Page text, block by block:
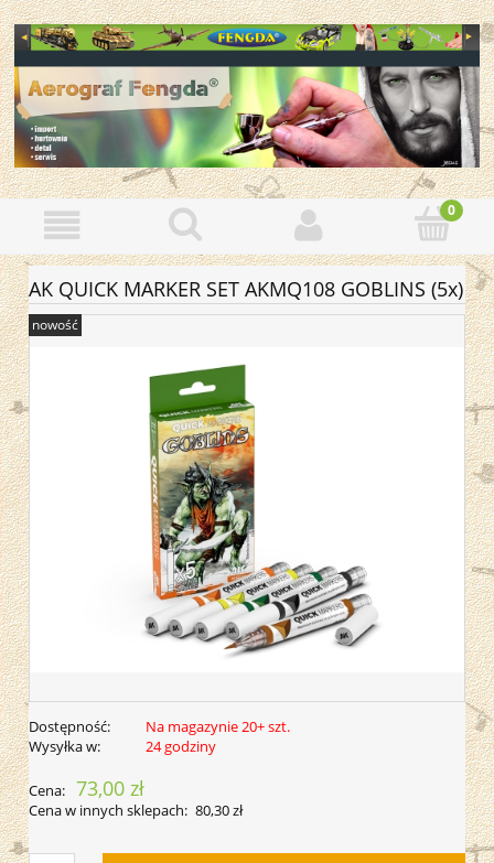
AK QUICK MARKER SET AKMQ108 GOBLINS (5x)
nowość
Dostępność:
Na magazynie 20+ szt.
Wysyłka w:
24 godziny
Cena: 73,00 zł
Cena w innych sklepach: 80,30 zł